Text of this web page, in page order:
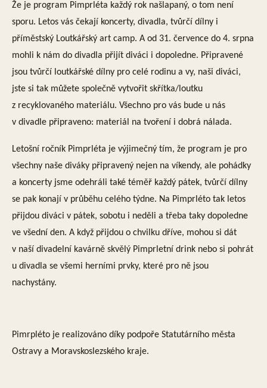
Že je program Pimprléta každý rok našlapaný, o tom není
sporu. Letos vás čekají koncerty, divadla, tvůrčí dílny i
příměstský Loutkářský art camp. A od 31. července do 4. srpna
mohli k nám do divadla přijít diváci i dopoledne. Připravené
jsou tvůrčí loutkářské dílny pro celé rodinu a vy, naši diváci,
jste si tak můžete společně vytvořit skřítka/loutku
z recyklovaného materiálu. Všechno pro vás bude u nás
v divadle připraveno: materiál na tvoření i dobrá nálada.
Letošní ročník Pimprléta je výjimečný tím, že program je pro
všechny naše diváky připravený nejen na víkendy, ale pohádky
a koncerty jsme odehráli také téměř každý pátek, tvůrčí dílny
se pak konají v průběhu celého týdne. Na Pimprléto tak letos
přijdou diváci v pátek, sobotu i neděli a třeba taky dopoledne
ve všední den. A když přijdou o chvilku dříve, mohou si dát
v naší divadelní kavárně skvělý Pimprletní drink nebo si pohrát
u divadla se všemi herními prvky, které pro ně jsou
nachystány.
Pimrpléto je realizováno díky podpoře Statutárního města
Ostravy a Moravskoslezského kraje.